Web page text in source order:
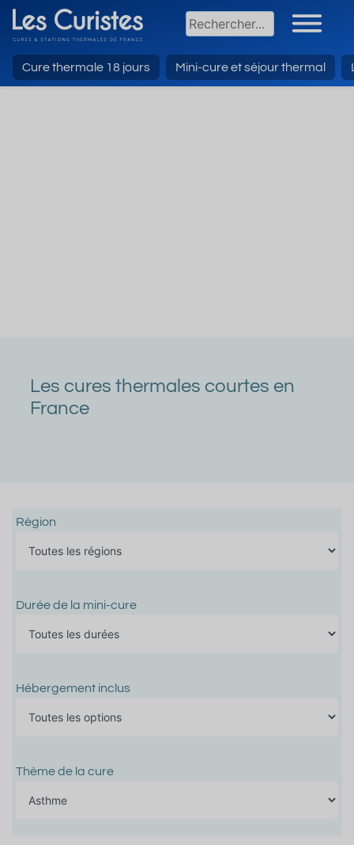
Cure thermale 18 jours Mini-cure et séjour thermal
Les cures thermales courtes en
France
Région
Durée de la mini-cure
Hébergement inclus
Thème de la cure